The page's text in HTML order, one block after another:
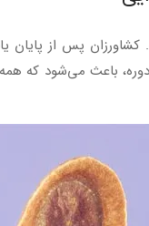
پس از پایان
باعث می‌شود که همه